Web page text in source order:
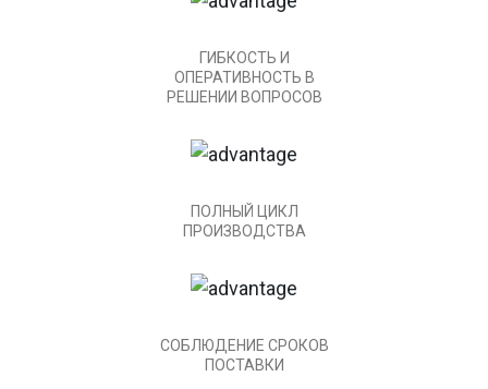
ГИБКОСТЬ И
ОПЕРАТИВНОСТЬ В
РЕШЕНИИ ВОПРОСОВ
ПОЛНЫЙ ЦИКЛ
ПРОИЗВОДСТВА
СОБЛЮДЕНИЕ СРОКОВ
ПОСТАВКИ